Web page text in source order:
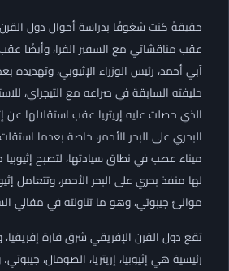
حقيقةً كنت شغوفًا بدراسة أحوال دول
عقب مناقشاتي مع السفير الفرا، وأيضًا عقب
آبي أحمد، رئيس الوزراء الإثيوبي، وتهديده
حليفته السابقة في صراعه مع التيجراي،
الذي حصلت عليه إريتريا عقب استقلالها عن
البحري على البحر الأحمر، خاصة بعدما استقلت
ميناء عصب في نطاق سيادتها، لتصبح
لها منفذ بحري على البحر الأحمر، وتتعامل
موانئ جيبوتي، وهو ما تناولته في مقالي
تقع دول القرن الإفريقي شرق قارة
رئيسية هي إثيوبيا، إريتريا، الصومال،